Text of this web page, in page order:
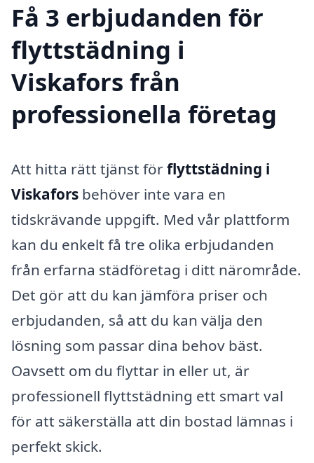
Få 3 erbjudanden för
flyttstädning i
Viskafors från
professionella företag
Att hitta rätt tjänst förflyttstädning i
Viskafors behöver inte vara en
tidskrävande uppgift. Med vår plattform
kan du enkelt få tre olika erbjudanden
från erfarna städföretag i ditt närområde.
Det gör att du kan jämföra priser och
erbjudanden, så att du kan välja den
lösning som passar dina behov bäst.
Oavsett om du flyttar in eller ut, är
professionell flyttstädning ett smart val
för att säkerställa att din bostad lämnas i
perfekt skick.